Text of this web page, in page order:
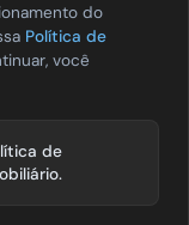
do
Política de
você
de